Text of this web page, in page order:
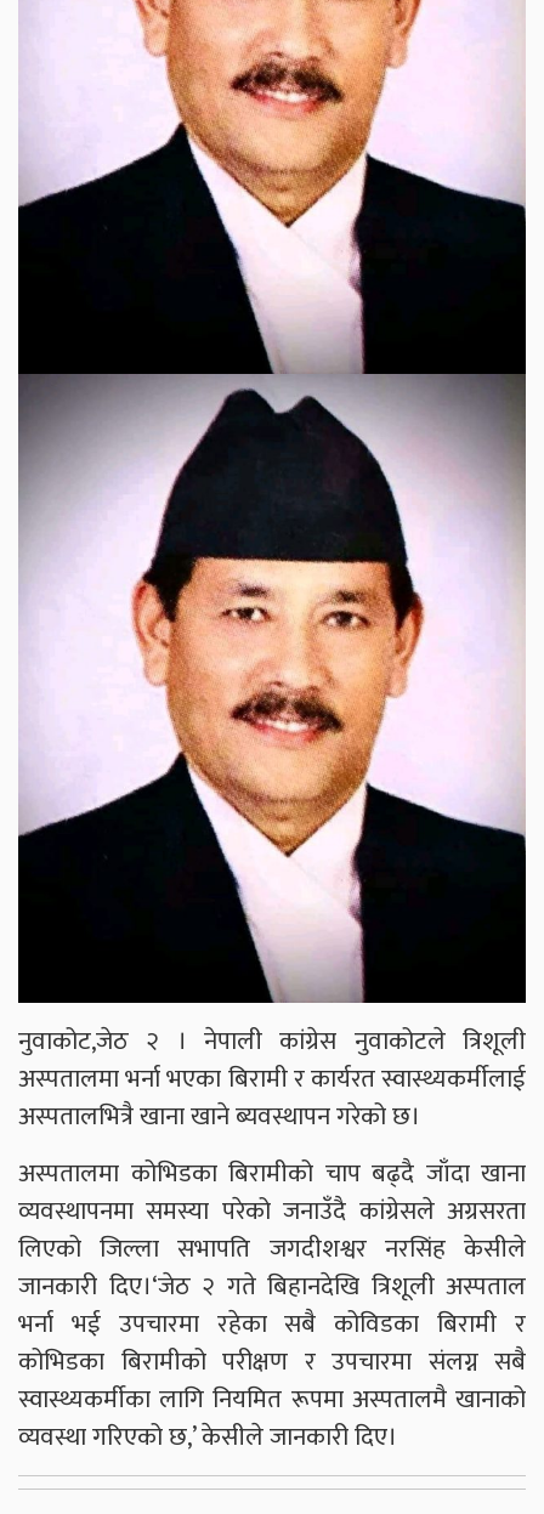
नुवाकोट,जेठ २ । नेपाली कांग्रेस नुवाकोटले त्रिशूली
अस्पतालमा भर्ना भएका बिरामी र कार्यरत स्वास्थ्यकर्मीलाई
अस्पतालभित्रै खाना खाने ब्यवस्थापन गरेको छ।
अस्पतालमा कोभिडका बिरामीको चाप बढ्दै जाँदा खाना
व्यवस्थापनमा समस्या परेको जनाउँदै कांग्रेसले अग्रसरता
लिएको जिल्ला सभापति जगदीशश्वर नरसिंह केसीले
जानकारी दिए।‘जेठ २ गते बिहानदेखि त्रिशूली अस्पताल
भर्ना भई उपचारमा रहेका सबै कोविडका बिरामी र
कोभिडका बिरामीको परीक्षण र उपचारमा संलग्न सबै
स्वास्थ्यकर्मीका लागि नियमित रूपमा अस्पतालमै खानाको
व्यवस्था गरिएको छ,’ केसीले जानकारी दिए।